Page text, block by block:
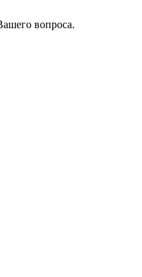
вопроса.